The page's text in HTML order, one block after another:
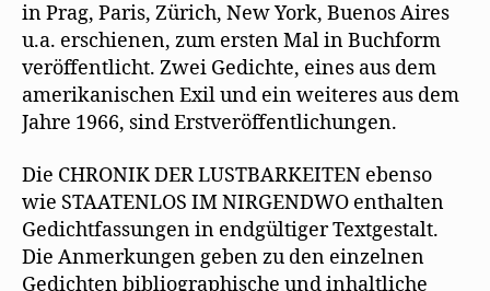
in Prag, Paris, Zürich, New York, Buenos Aires
u.a. erschienen, zum ersten Mal in Buchform
veröffentlicht. Zwei Gedichte, eines aus dem
amerikanischen Exil und ein weiteres aus dem
Jahre 1966, sind Erstveröffentlichungen.
Die CHRONIK DER LUSTBARKEITEN ebenso
wie STAATENLOS IM NIRGENDWO enthalten
Gedichtfassungen in endgültiger Textgestalt.
Die Anmerkungen geben zu den einzelnen
Gedichten bibliographische und inhaltliche